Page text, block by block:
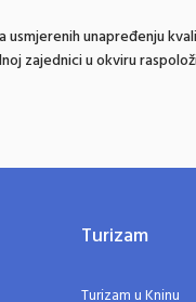
usmjerenih unapređenju
zajednici u okviru
Turizam
Turizam u Kninu